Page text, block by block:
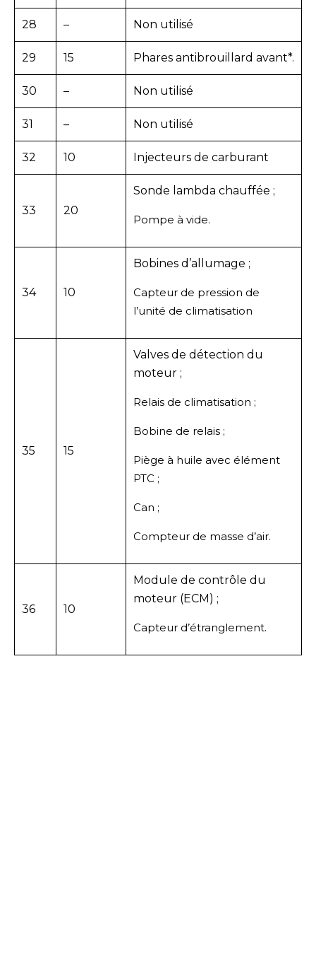
28 – Non utilisé
29 15 Phares antibrouillard avant*.
30 – Non utilisé
31 – Non utilisé
32 10 Injecteurs de carburant
33 20
Sonde lambda chauffée ;
Pompe à vide.
34 10
Bobines d’allumage ;
Capteur de pression de
l’unité de climatisation
35 15
Valves de détection du
moteur ;
Relais de climatisation ;
Bobine de relais ;
Piège à huile avec élément
PTC ;
Can ;
Compteur de masse d’air.
36 10
Module de contrôle du
moteur (ECM) ;
Capteur d’étranglement.